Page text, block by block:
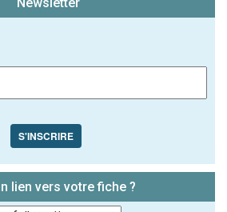
S'INSCRIRE
lien vers votre fiche ?